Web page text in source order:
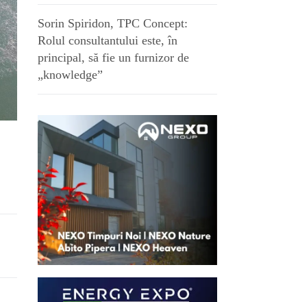
Sorin Spiridon, TPC Concept:
Rolul consultantului este, în
principal, să fie un furnizor de
„knowledge”